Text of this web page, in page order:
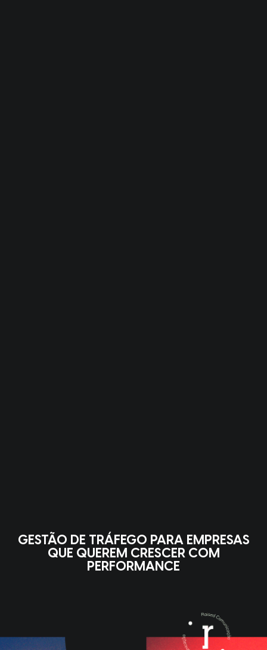
GESTÃO DE TRÁFEGO PARA EMPRESAS
QUE QUEREM CRESCER COM
PERFORMANCE